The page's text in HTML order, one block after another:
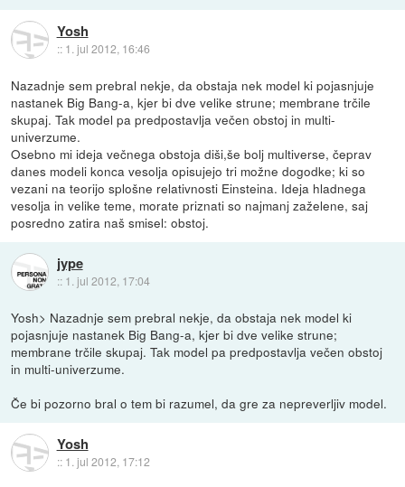
Yosh
:: 1. jul 2012, 16:46
Nazadnje sem prebral nekje, da obstaja nek model ki pojasnjuje
nastanek Big Bang-a, kjer bi dve velike strune; membrane trčile
skupaj. Tak model pa predpostavlja večen obstoj in multi-
univerzume.
Osebno mi ideja večnega obstoja diši,še bolj multiverse, čeprav
danes modeli konca vesolja opisujejo tri možne dogodke; ki so
vezani na teorijo splošne relativnosti Einsteina. Ideja hladnega
vesolja in velike teme, morate priznati so najmanj zaželene, saj
posredno zatira naš smisel: obstoj.
jype
:: 1. jul 2012, 17:04
Yosh> Nazadnje sem prebral nekje, da obstaja nek model ki
pojasnjuje nastanek Big Bang-a, kjer bi dve velike strune;
membrane trčile skupaj. Tak model pa predpostavlja večen obstoj
in multi-univerzume.
Če bi pozorno bral o tem bi razumel, da gre za nepreverljiv model.
Yosh
:: 1. jul 2012, 17:12